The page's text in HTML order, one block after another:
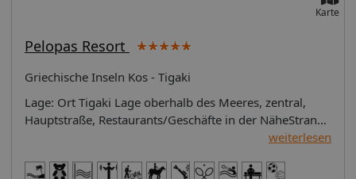
Karte
Pelopas Resort
Griechische Inseln Kos - Tigaki
Lage: Ort Tigaki Lage oberhalb des Meeres, zentral,
Hauptstraße, Restaurants/Geschäfte in der NäheStrand
"TIGAKI": Sand, Strandlänge: ca. 120 m, öffentlich,
Sonnenschirme: gegen Gebühr, Fremdanbieter
weiterlesen